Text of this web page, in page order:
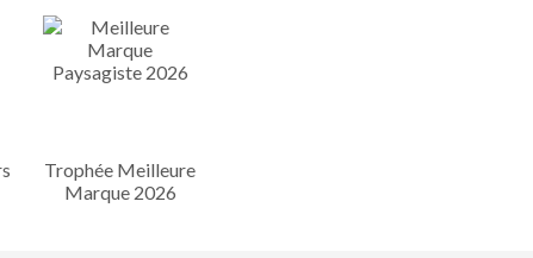
Trophée Meilleure
Marque 2026